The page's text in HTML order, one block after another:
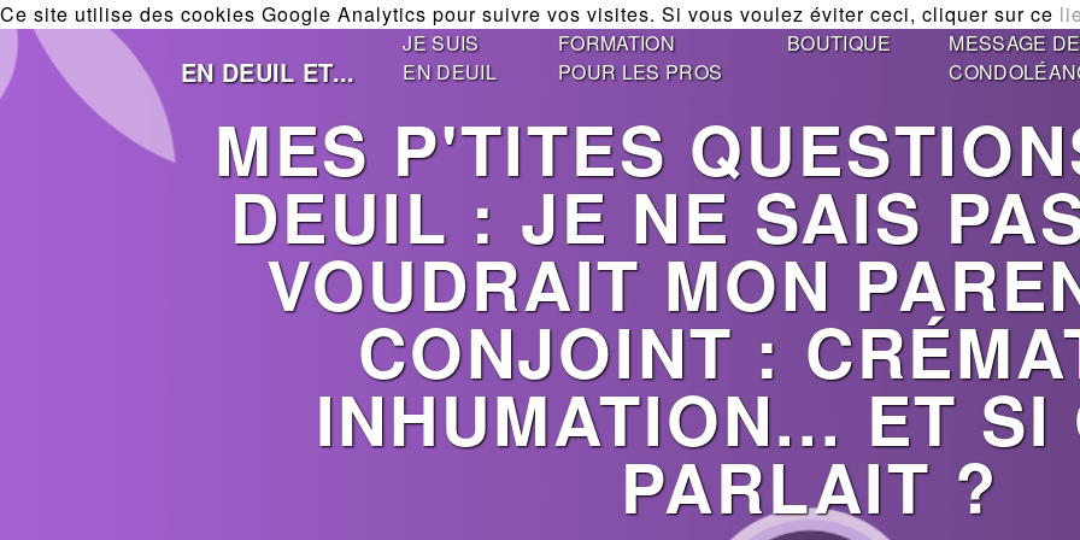
Ce site utilise des cookies Google Analytics pour suivre vos visites. Si vous voulez éviter ceci, cliquer sur ce
EN DEUIL ET...
JE SUIS
EN DEUIL
FORMATION
POUR LES PROS
BOUTIQUE
MESSAGE DE
MES P'TITES
DEUIL : JE NE SAIS
VOUDRAIT MON
CONJOINT :
INHUMATION... ET SI
PARLAIT ?